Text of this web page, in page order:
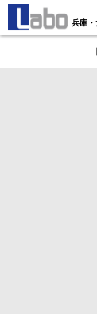
兵庫・